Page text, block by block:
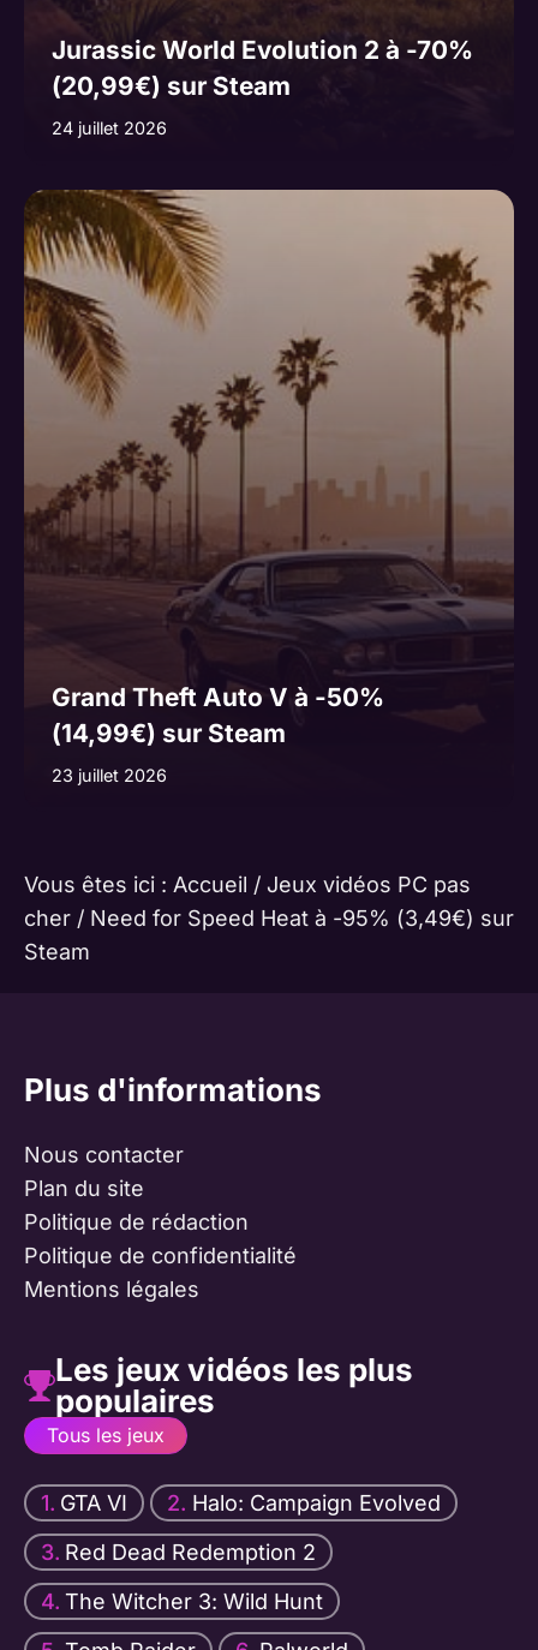
Jurassic World Evolution 2 à -70%
(20,99€) sur Steam
24 juillet 2026
Grand Theft Auto V à -50%
(14,99€) sur Steam
23 juillet 2026
Vous êtes ici : Accueil / Jeux vidéos PC pas
cher / Need for Speed Heat à -95% (3,49€) sur
Steam
Plus d'informations
Nous contacter
Plan du site
Politique de rédaction
Politique de confidentialité
Mentions légales
Les jeux vidéos les plus
populaires
Tous les jeux
GTA VI
Halo: Campaign Evolved
Red Dead Redemption 2
The Witcher 3: Wild Hunt